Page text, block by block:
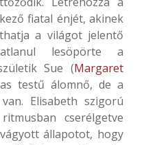
fiatal énjét, akinek
a világot jelentő
lesöpörte a
Sue (Margaret
testű álomnő, de a
Elisabeth szigorú
cserélgetve
állapotot, hogy